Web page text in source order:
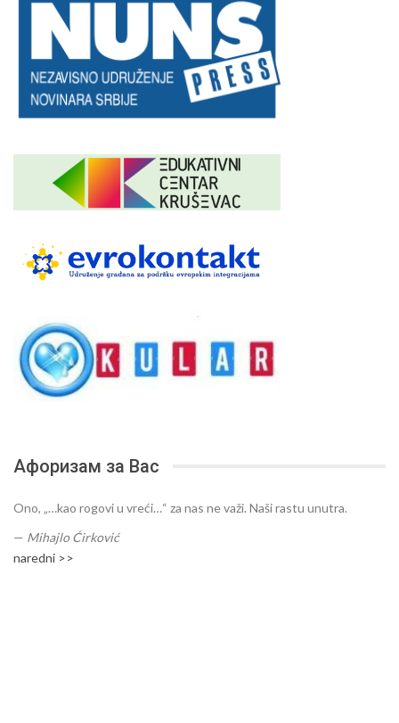
Афоризам за Вас
Ono, „…kao rogovi u vreći…“ za nas ne važi. Naši rastu unutra.
— Mihajlo Ćirković
naredni >>